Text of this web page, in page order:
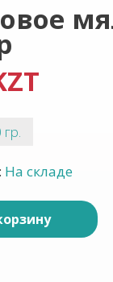
На складе